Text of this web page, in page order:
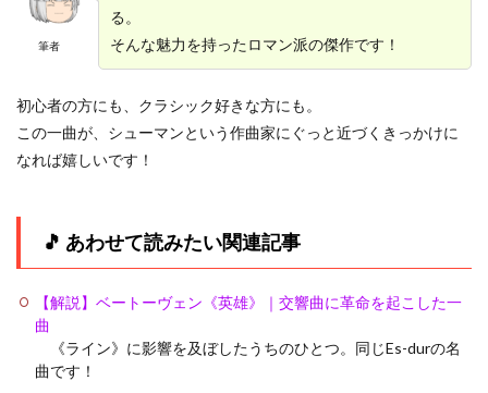
筆者
る。
そんな魅力を持ったロマン派の傑作です！
初心者の方にも、クラシック好きな方にも。
この一曲が、シューマンという作曲家にぐっと近づくきっかけに
なれば嬉しいです！
🎵 あわせて読みたい関連記事
【解説】ベートーヴェン《英雄》｜交響曲に革命を起こした一
曲
《ライン》に影響を及ぼしたうちのひとつ。同じEs-durの名
曲です！